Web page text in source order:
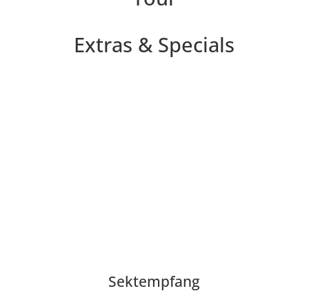
Extras & Specials
Sektempfang